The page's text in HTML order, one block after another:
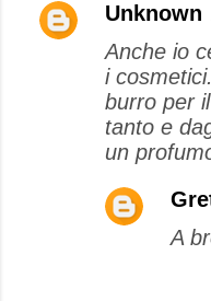
Unknown
Anche io
i
burro per
tanto e
un
A